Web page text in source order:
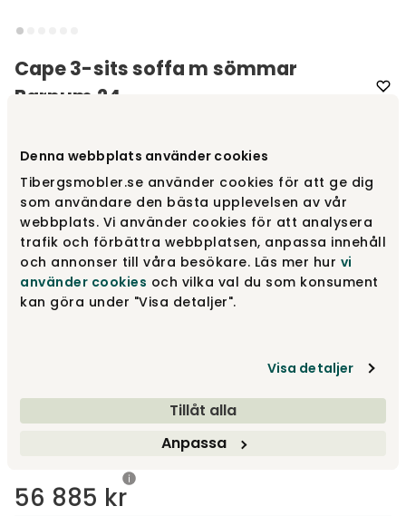
Denna webbplats använder cookies
Tibergsmobler.se använder cookies för att ge dig
som användare den bästa upplevelsen av vår
webbplats. Vi använder cookies för att analysera
trafik och förbättra webbplatsen, anpassa innehåll
och annonser till våra besökare. Läs mer hur vi
använder cookies och vilka val du som konsument
kan göra under "Visa detaljer".
Visa detaljer
Tillåt alla
Anpassa
Cape 3-sits soffa m sömmar
Barnum 24
Välj färgBarnum 24
Barnum 24 56 885 kr
Merit 005
Visa fler +7
56 885 kr